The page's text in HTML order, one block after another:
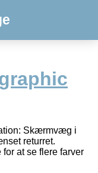
Skærmvæg i
returret.
at se flere farver